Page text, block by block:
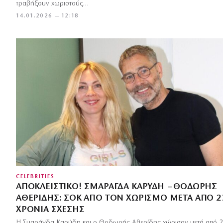
14.01.2026 — 12:18
τραβήξουν χωριστούς…
CELEBRITIES
ΑΠΟΚΛΕΙΣΤΙΚΌ! ΣΜΑΡΆΓΔΑ ΚΑΡΎΔΗ – ΘΟΔΩΡΉΣ
ΑΘΕΡΊΔΗΣ: ΣΟΚ ΑΠΌ ΤΟΝ ΧΩΡΙΣΜΌ ΜΕΤΆ ΑΠΌ
ΧΡΌΝΙΑ ΣΧΈΣΗΣ